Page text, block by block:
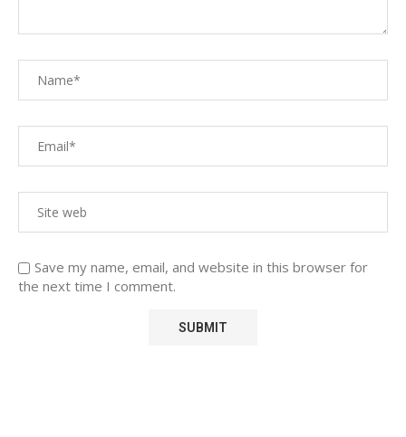
Save my name, email, and website in this browser for
the next time I comment.